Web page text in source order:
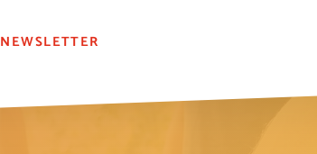
NEWSLETTER